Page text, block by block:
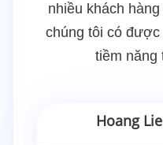
nhiều khách
chúng tôi có
tiềm năng
Hoang